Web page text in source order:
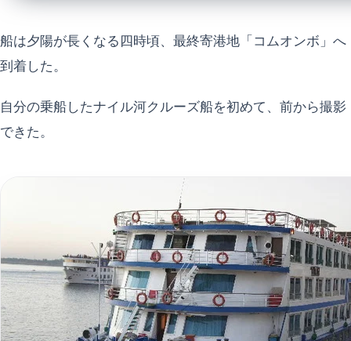
船は夕陽が長くなる四時頃、最終寄港地「コムオンボ」へ
到着した。
自分の乗船したナイル河クルーズ船を初めて、前から撮影
できた。